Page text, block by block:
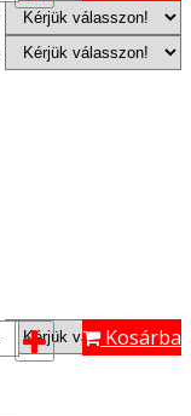
Kosárba